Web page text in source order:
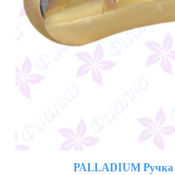
PALLADIUM Ручка